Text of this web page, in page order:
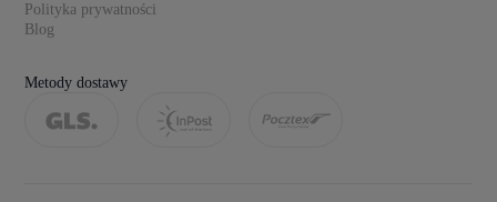
Polityka prywatności
Blog
Metody dostawy